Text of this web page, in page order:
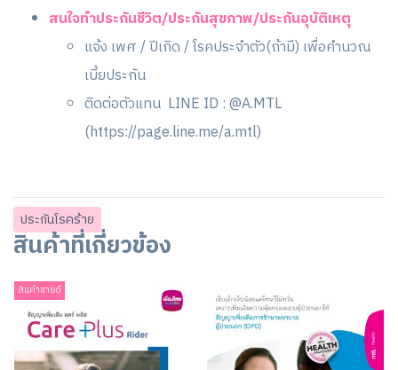
สนใจทำประกันชีวิต/ประกันสุขภาพ/ประกันอุบัติเหตุ
แจ้ง เพศ / ปีเกิด / โรคประจำตัว(ถ้ามี) เพื่อคำนวณ
เบี้ยประกัน
ติดต่อตัวแทน LINE ID : @A.MTL
(https://page.line.me/a.mtl)
ประกันโรคร้าย
สินค้าที่เกี่ยวข้อง
สินค้าขายดี